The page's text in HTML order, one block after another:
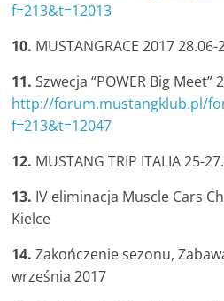
f=213&t=12013
10. MUSTANGRACE 2017
11. Szwecja “POWER Big Meet”
http://forum.mustangklub.pl/
f=213&t=12047
12. MUSTANG TRIP ITALIA 25-
13. IV eliminacja Muscle Cars
Kielce
14. Zakończenie sezonu,
września 2017